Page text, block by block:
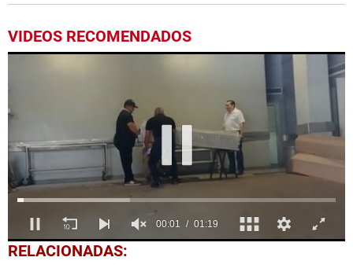
VIDEOS RECOMENDADOS
0
of
RELACIONADAS: